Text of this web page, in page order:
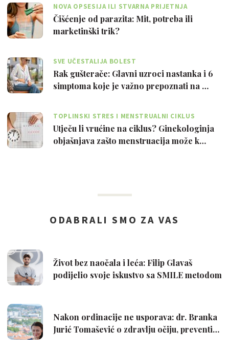
NOVA OPSESIJA ILI STVARNA PRIJETNJA
Čišćenje od parazita: Mit, potreba ili
marketinški trik?
SVE UČESTALIJA BOLEST
Rak gušterače: Glavni uzroci nastanka i 6
simptoma koje je važno prepoznati na …
TOPLINSKI STRES I MENSTRUALNI CIKLUS
Utječu li vrućine na ciklus? Ginekologinja
objašnjava zašto menstruacija može k…